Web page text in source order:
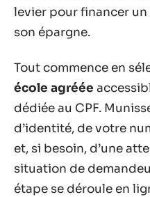
levier pour financer un
son épargne.
Tout commence en
école agréée
dédiée au CPF.
d’identité, de votre
et, si besoin, d’une
situation de
étape se déroule en